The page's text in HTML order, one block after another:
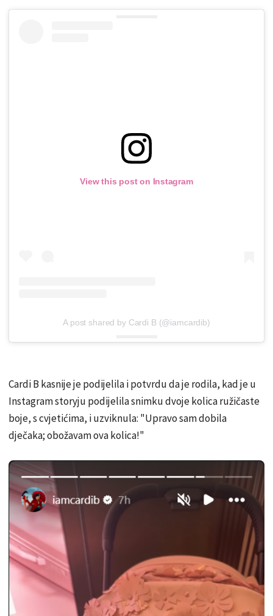
View this post on Instagram
A post shared by Cardi B (@iamcardib)
Cardi B kasnije je podijelila i potvrdu da je rodila, kad je u
Instagram storyju podijelila snimku dvoje kolica ružičaste
boje, s cvjetićima, i uzviknula: "Upravo sam dobila
dječaka; obožavam ova kolica!"